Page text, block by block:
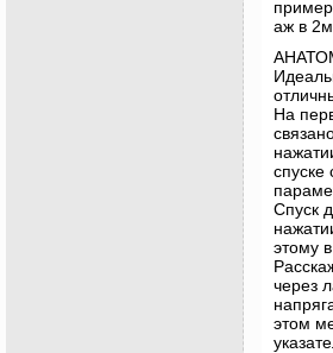
аж в
На
спуске
Спуск
этому
через
этом